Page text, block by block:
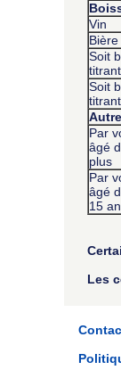
Vin
Bière
Soit
Soit
Par
âgé
plus
Par
âgé
15
Les